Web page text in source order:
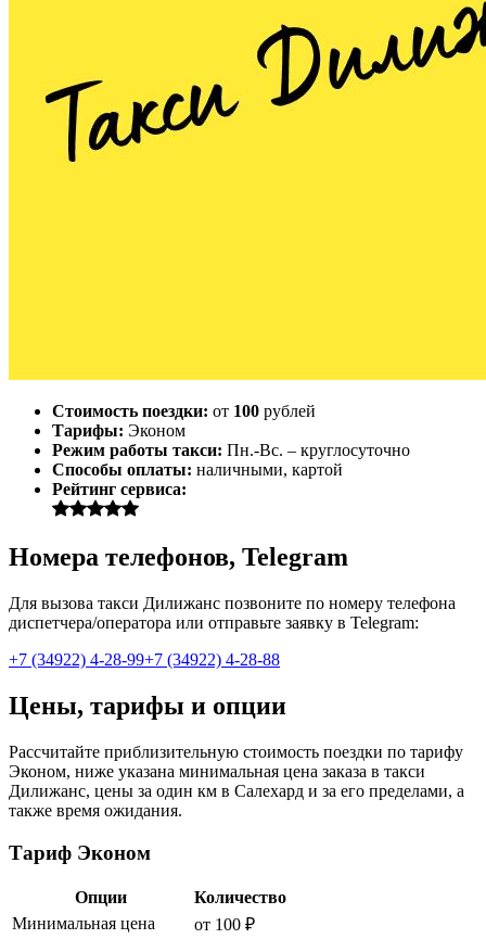
Стоимость поездки: от 100 рублей
Тарифы: Эконом
Режим работы такси: Пн.-Вс. – круглосуточно
Способы оплаты: наличными, картой
Рейтинг сервиса:
Номера телефонов, Telegram
Для вызова такси Дилижанс позвоните по номеру телефона
диспетчера/оператора или отправьте заявку в Telegram:
+7 (34922) 4-28-99+7 (34922) 4-28-88
Цены, тарифы и опции
Рассчитайте приблизительную стоимость поездки по тарифу
Эконом, ниже указана минимальная цена заказа в такси
Дилижанс, цены за один км в Салехард и за его пределами, а
также время ожидания.
Тариф Эконом
Опции
Количество
Минимальная цена
от 100 ₽